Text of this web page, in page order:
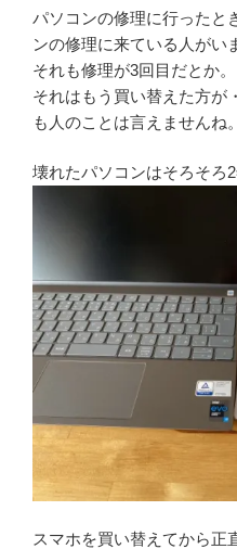
パソコンの修理に行ったと
ンの修理に来ている人がい
それも修理が3回目だとか。
それはもう買い替えた方が
も人のことは言えませんね。
壊れたパソコンはそろそろ
スマホを買い替えてから正